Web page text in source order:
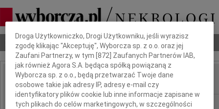
Nekrologi Odeszli Poradnik pogrzebowy
IMIĘ I NAZWISKO:
REGION: Zielona Góra
Dbamy o Twoją prywatność
Droga Użytkowniczko, Drogi Użytkowniku, jeśli wyrazisz
zgodę klikając "Akceptuję", Wyborcza sp. z o.o. oraz jej
Zaufani Partnerzy, w tym [872 ] Zaufanych Partnerów IAB,
jak również Agora S.A. będąca spółką powiązaną z
Wyborcza sp. z o.o., będą przetwarzać Twoje dane
osobowe takie jak adresy IP, adresy e-mail czy
identyfikatory plików cookie lub inne informacje zapisane w
tych plikach do celów marketingowych, w szczególności